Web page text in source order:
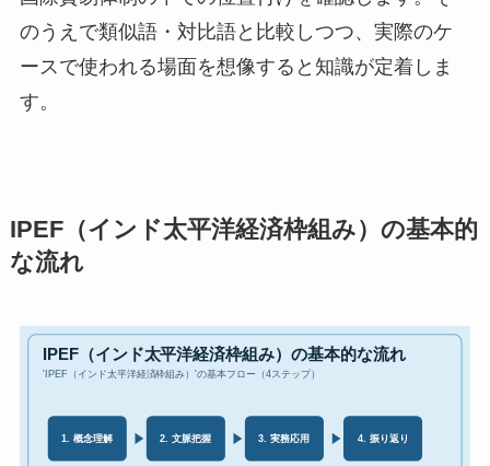
のうえで類似語・対比語と比較しつつ、実際のケ
ースで使われる場面を想像すると知識が定着しま
す。
IPEF（インド太平洋経済枠組み）の基本的
な流れ